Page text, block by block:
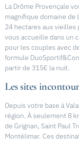
La Drôme Provençale
magnifique domaine de
24 hectares aux
vous accueille dans un
pour les couples avec
formule
partir de 315€ la nuit.
Les sites
Depuis votre base à
région. À seulement 8
de Grignan, Saint Paul
Montélimar. Ces